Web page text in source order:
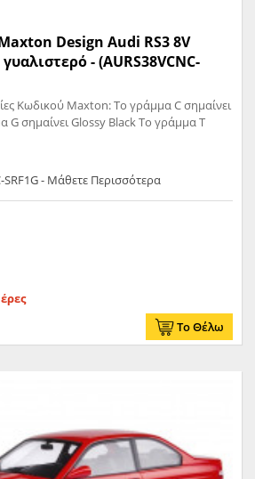
Design Audi RS3 8V
- (AURS38VCNC-
Κωδικού Maxton: Το γράμμα C σημαίνει
σημαίνει Glossy Black Το γράμμα T
SRF1G - Μάθετε Περισσότερα
Το Θέλω